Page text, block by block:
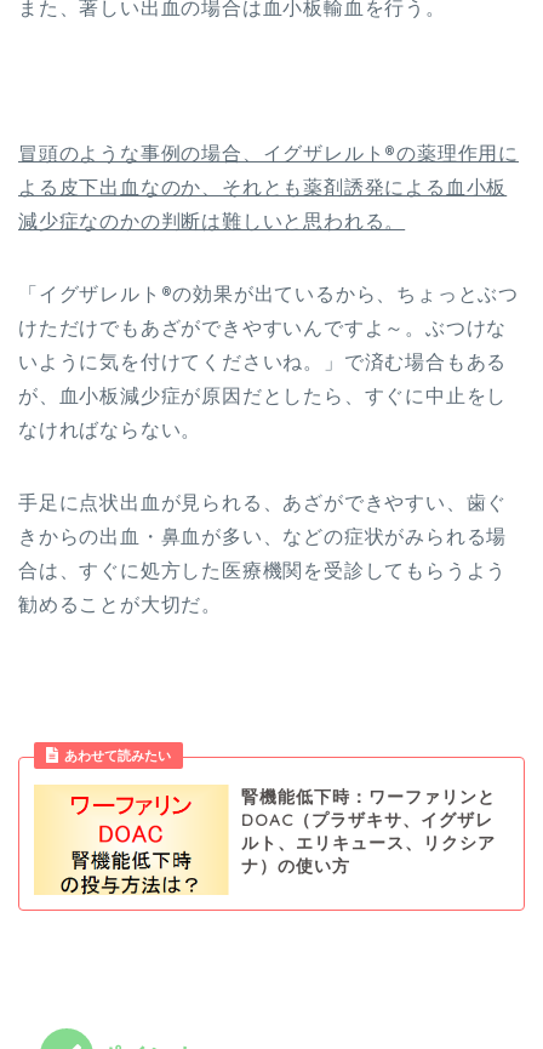
また、著しい出血の場合は血小板輸血を行う。
冒頭のような事例の場合、イグザレルト®の薬理作用に
よる皮下出血なのか、それとも薬剤誘発による血小板
減少症なのかの判断は難しいと思われる。
「イグザレルト®の効果が出ているから、ちょっとぶつ
けただけでもあざができやすいんですよ～。ぶつけな
いように気を付けてくださいね。」で済む場合もある
が、血小板減少症が原因だとしたら、すぐに中止をし
なければならない。
手足に点状出血が見られる、あざができやすい、歯ぐ
きからの出血・鼻血が多い、などの症状がみられる場
合は、すぐに処方した医療機関を受診してもらうよう
勧めることが大切だ。
あわせて読みたい
腎機能低下時：ワーファリンと
DOAC（プラザキサ、イグザレ
ルト、エリキュース、リクシア
ナ）の使い方